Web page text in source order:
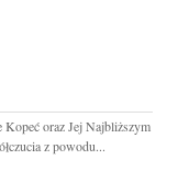
Kopeć oraz Jej Najbliższym
z powodu...